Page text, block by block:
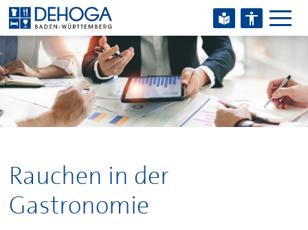
Zum Hauptinhalt springen
Zum Footerinhalt springen
Rauchen in der
Gastronomie